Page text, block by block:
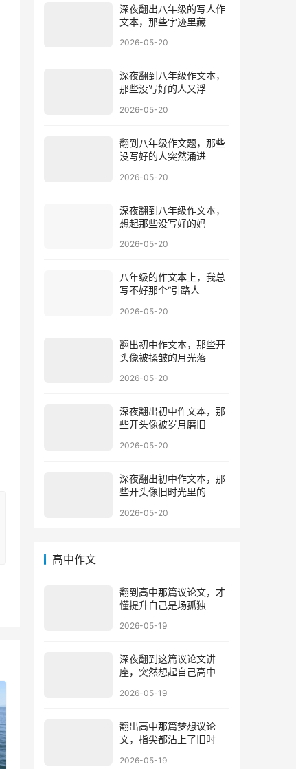
深夜翻出八年级的写人作
文本，那些字迹里藏
2026-05-20
深夜翻到八年级作文本，
那些没写好的人又浮
2026-05-20
翻到八年级作文题，那些
没写好的人突然涌进
2026-05-20
深夜翻到八年级作文本，
想起那些没写好的妈
2026-05-20
八年级的作文本上，我总
写不好那个“引路人
2026-05-20
翻出初中作文本，那些开
头像被揉皱的月光落
2026-05-20
深夜翻出初中作文本，那
些开头像被岁月磨旧
2026-05-20
深夜翻出初中作文本，那
些开头像旧时光里的
2026-05-20
高中作文
翻到高中那篇议论文，才
懂提升自己是场孤独
2026-05-19
深夜翻到这篇议论文讲
座，突然想起自己高中
2026-05-19
翻出高中那篇梦想议论
文，指尖都沾上了旧时
2026-05-19